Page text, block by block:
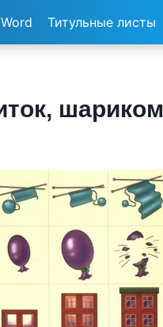
Титульные листы
шариком